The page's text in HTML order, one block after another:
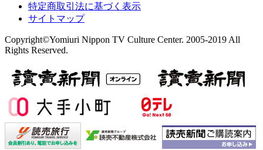
特定商取引法に基づく表示
サイトマップ
Copyright©Yomiuri Nippon TV Culture Center. 2005-2019 All
Rights Reserved.